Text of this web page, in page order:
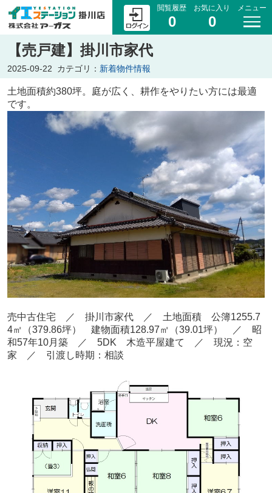
閲覧履歴
0
お気に入り
0
メニュー
【売戸建】掛川市家代
2025-09-22 カテゴリ： 新着物件情報
土地面積約380坪。庭が広く、耕作をやりたい方には最適
です。
売中古住宅 ／ 掛川市家代
／ 土地面積 公簿1255.7
4㎡
（379.86坪） 建物面積128.97㎡（39.01坪） ／ 昭
和57年10月 築 ／ 5DK 木造平屋建て
／ 現況：空
家 ／ 引渡し時期：相談